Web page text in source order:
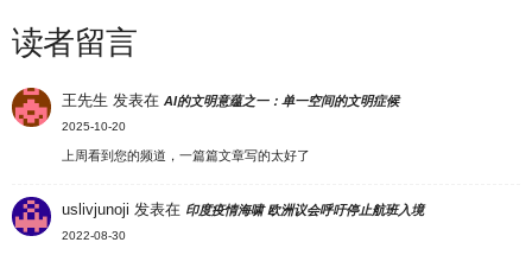
读者留言
王先生 发表在AI的文明意蕴之一：单一空间的文明症候
2025-10-20
上周看到您的频道，一篇篇文章写的太好了
uslivjunoji 发表在 印度疫情海啸 欧洲议会呼吁停止航班入境
2022-08-30